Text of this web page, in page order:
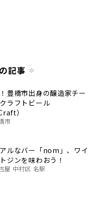
記事
豊橋市出身の醸造家チー
ラフトビール
）
市
ルなバー「nom」、ワイ
ジンを味わおう！
屋 中村区 名駅